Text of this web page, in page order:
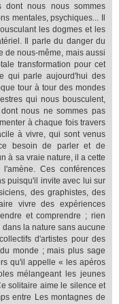
dont nous nous sommes
mentales, psychiques... Il
les dogmes et les
Il parle du danger du
de nous-même, mais aussi
transformation pour cet
qui parle aujourd'hui des
tour à tour des mondes
qui nous bousculent,
nous ne sommes pas
à chaque fois travers
à vivre, qui sont venus
besoin de parler et de
à sa vraie nature, il a cette
Ces conférences
puisqu'il invite avec lui sur
des graphistes, des
vivre des expériences
et comprendre ; rien
la nature sans aucune
d'artistes pour des
monde ; mais plus sage
qu'il appelle « les apéros
mélangeant les jeunes
solitaire aime le silence et
entre Les montagnes de